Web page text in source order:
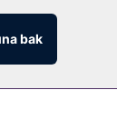
bahçe
bak